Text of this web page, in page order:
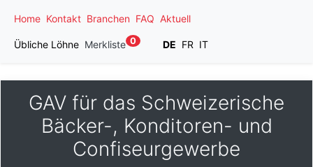
Home Kontakt Branchen FAQ Aktuell
Übliche Löhne Merkliste 0 DE FR IT
GAV für das Schweizerische
Bäcker-, Konditoren- und
Confiseurgewerbe